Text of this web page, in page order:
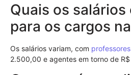
Quais os
para os cargos
Os salários variam, com professores
2.500,00 e agentes em torno de